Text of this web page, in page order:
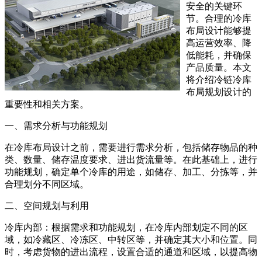
安全的关键环
节。合理的冷库
布局设计能够提
高运营效率、降
低能耗，并确保
产品质量。本文
将介绍冷链冷库
布局规划设计的
重要性和相关方案。
一、需求分析与功能规划
在冷库布局设计之前，需要进行需求分析，包括储存物品的种
类、数量、储存温度要求、进出货流量等。在此基础上，进行
功能规划，确定单个冷库的用途，如储存、加工、分拣等，并
合理划分不同区域。
二、空间规划与利用
冷库内部：根据需求和功能规划，在冷库内部划定不同的区
域，如冷藏区、冷冻区、中转区等，并确定其大小和位置。同
时，考虑货物的进出流程，设置合适的通道和区域，以提高物